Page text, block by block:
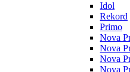
Idol
Rekord
Primo
Nova
Nova
Nova
Nova